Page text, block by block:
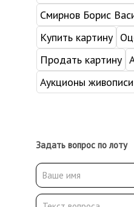
Смирнов Борис
Купить картину
Продать картину
Аукционы живописи
Задать вопрос по лоту